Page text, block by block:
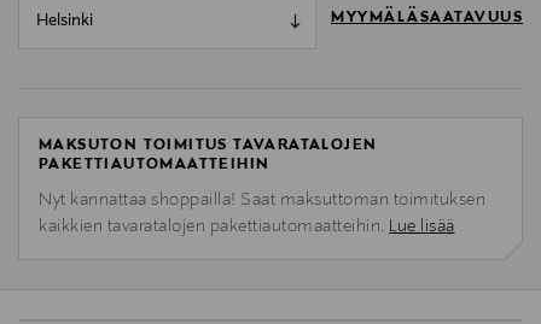
Helsinki MYYMÄLÄSAATAVUUS
MAKSUTON TOIMITUS TAVARATALOJEN
PAKETTIAUTOMAATTEIHIN
Nyt kannattaa shoppailla! Saat maksuttoman toimituksen
kaikkien tavaratalojen pakettiautomaatteihin. Lue lisää